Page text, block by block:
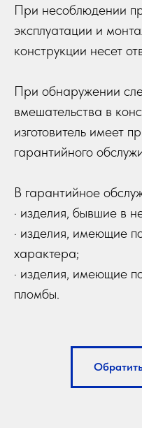
При несоблюдении
эксплуатации и
конструкции несет
При обнаружении
вмешательства в
изготовитель имеет
гарантийного
В гарантийное
· изделия, бывшие в
· изделия, имеющие
характера;
· изделия, имеющие
пломбы.